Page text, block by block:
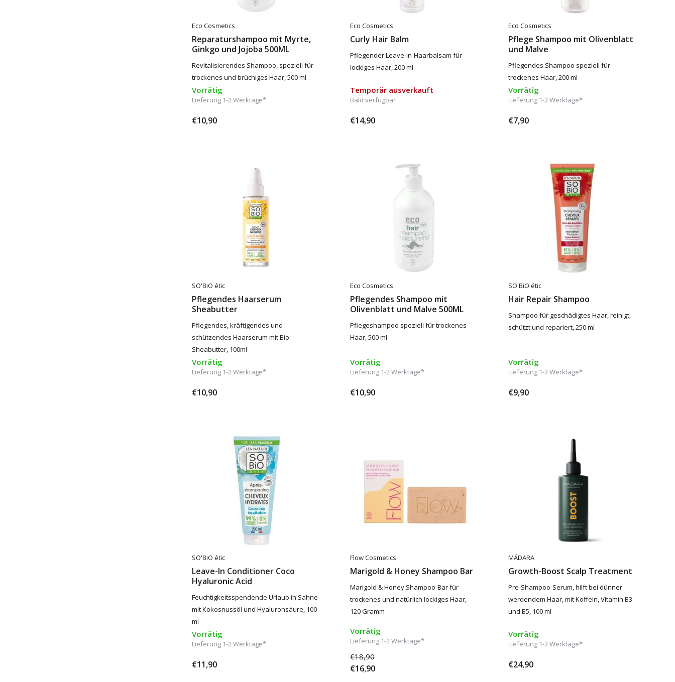
Eco Cosmetics
Reparaturshampoo mit Myrte,
Ginkgo und Jojoba 500ML
Revitalisierendes Shampoo, speziell für
trockenes und brüchiges Haar, 500 ml
Vorrätig
Lieferung 1-2 Werktage*
€10,90
Eco Cosmetics
Curly Hair Balm
Pflegender Leave-in-Haarbalsam für
lockiges Haar, 200 ml
Temporär ausverkauft
Bald verfügbar
€14,90
Eco Cosmetics
Pflege Shampoo mit Olivenblatt
und Malve
Pflegendes Shampoo speziell für
trockenes Haar, 200 ml
Vorrätig
Lieferung 1-2 Werktage*
€7,90
SO'BiO étic
Pflegendes Haarserum
Sheabutter
Pflegendes, kräftigendes und
schützendes Haarserum mit Bio-
Sheabutter, 100ml
Vorrätig
Lieferung 1-2 Werktage*
€10,90
Eco Cosmetics
Pflegendes Shampoo mit
Olivenblatt und Malve 500ML
Pflegeshampoo speziell für trockenes
Haar, 500 ml
Vorrätig
Lieferung 1-2 Werktage*
€10,90
SO'BiO étic
Hair Repair Shampoo
Shampoo für geschädigtes Haar, reinigt,
schützt und repariert, 250 ml
Vorrätig
Lieferung 1-2 Werktage*
€9,90
SO'BiO étic
Leave-In Conditioner Coco
Hyaluronic Acid
Feuchtigkeitsspendende Urlaub in Sahne
mit Kokosnussöl und Hyaluronsäure, 100
ml
Vorrätig
Lieferung 1-2 Werktage*
€11,90
Flow Cosmetics
Marigold & Honey Shampoo Bar
Marigold & Honey Shampoo-Bar für
trockenes und natürlich lockiges Haar,
120 Gramm
Vorrätig
Lieferung 1-2 Werktage*
€18,90
€16,90
MÁDARA
Growth-Boost Scalp Treatment
Pre-Shampoo-Serum, hilft bei dünner
werdendem Haar, mit Koffein, Vitamin B3
und B5, 100 ml
Vorrätig
Lieferung 1-2 Werktage*
€24,90